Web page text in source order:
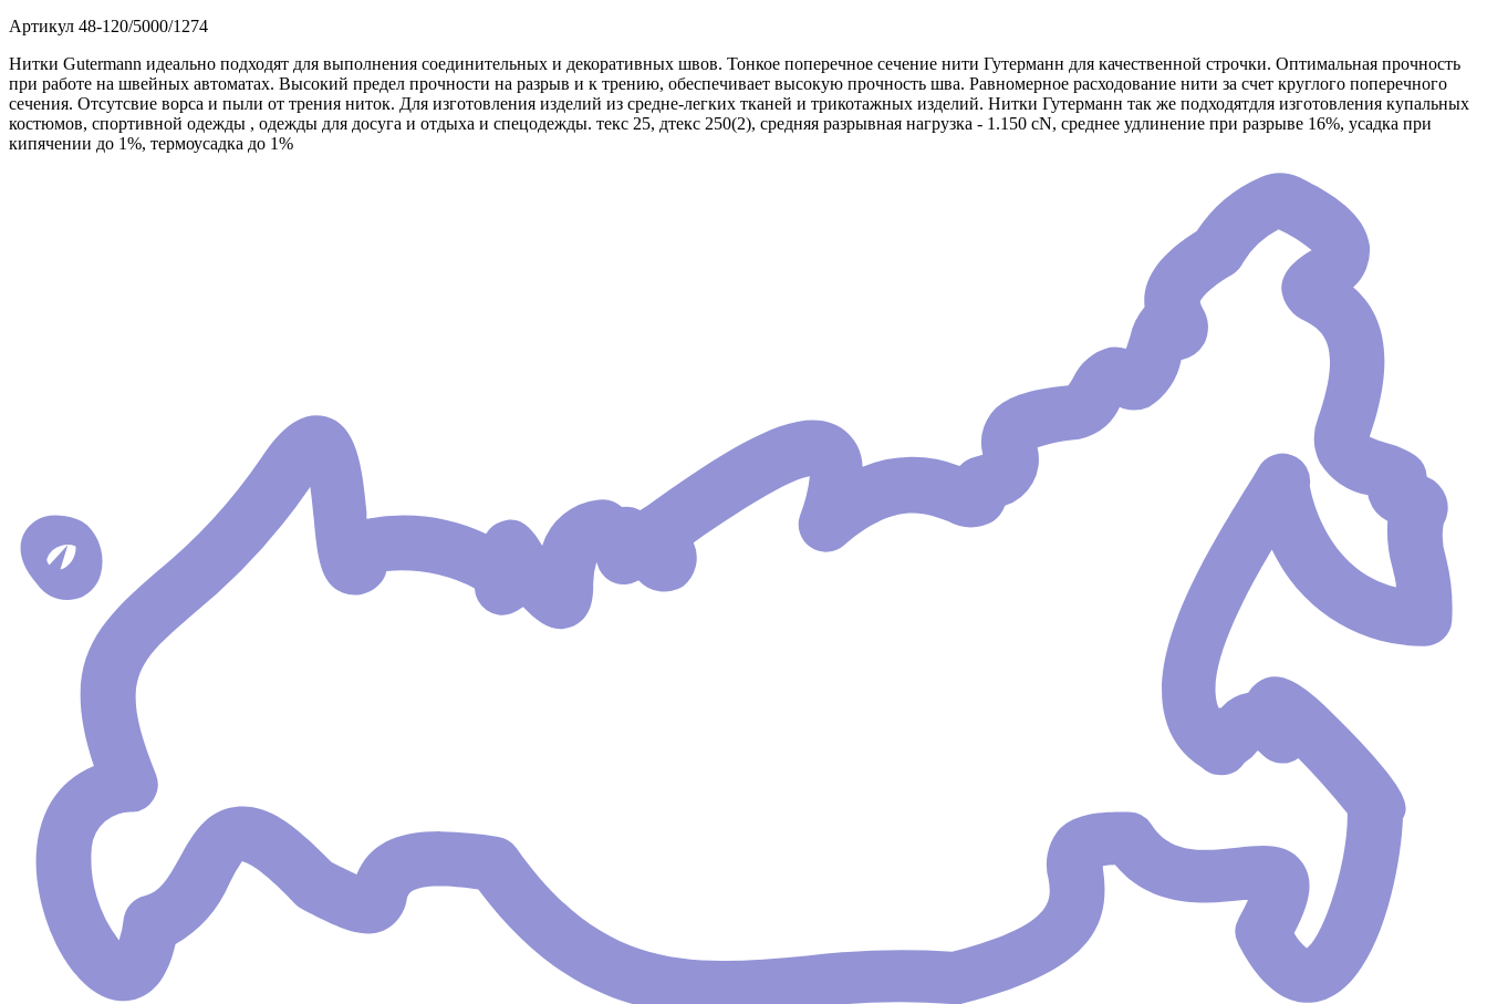
Артикул 48-120/5000/1274
Нитки Gutermann идеально подходят для выполнения соединительных и декоративных швов. Тонкое поперечное сечение нити Гутерманн для качественной строчки. Оптимальная прочность
при работе на швейных автоматах. Высокий предел прочности на разрыв и к трению, обеспечивает высокую прочность шва. Равномерное расходование нити за счет круглого поперечного
сечения. Отсутсвие ворса и пыли от трения ниток. Для изготовления изделий из средне-легких тканей и трикотажных изделий. Нитки Гутерманн так же подходятдля изготовления купальных
костюмов, спортивной одежды , одежды для досуга и отдыха и спецодежды. текс 25, дтекс 250(2), средняя разрывная нагрузка - 1.150 сN, среднее удлинение при разрыве 16%, усадка при
кипячении до 1%, термоусадка до 1%